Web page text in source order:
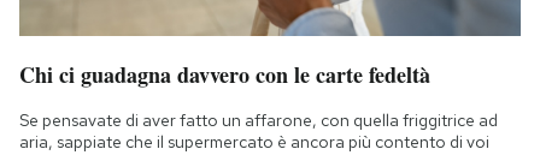
Chi ci guadagna davvero con le carte fedeltà
Se pensavate di aver fatto un affarone, con quella friggitrice ad
aria, sappiate che il supermercato è ancora più contento di voi